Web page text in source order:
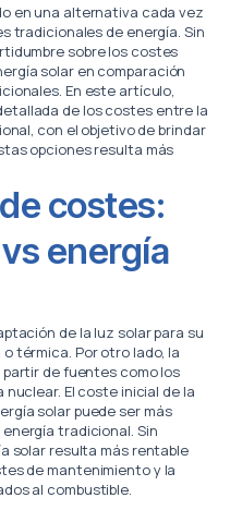
en una alternativa cada vez
tradicionales de energía. Sin
sobre los costes
solar en comparación
En este artículo,
de los costes entre la
con el objetivo de brindar
opciones resulta más
costes:
energía
de la luz solar para su
térmica. Por otro lado, la
de fuentes como los
El coste inicial de la
solar puede ser más
tradicional. Sin
solar resulta más rentable
de mantenimiento y la
al combustible.